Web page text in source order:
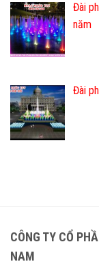
Đài
năm
Đài
CÔNG TY CỔ
NAM